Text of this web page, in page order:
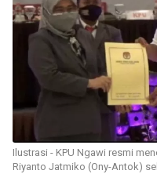
Ilustrasi - KPU Ngawi resmi
Riyanto Jatmiko (Ony-Antok)